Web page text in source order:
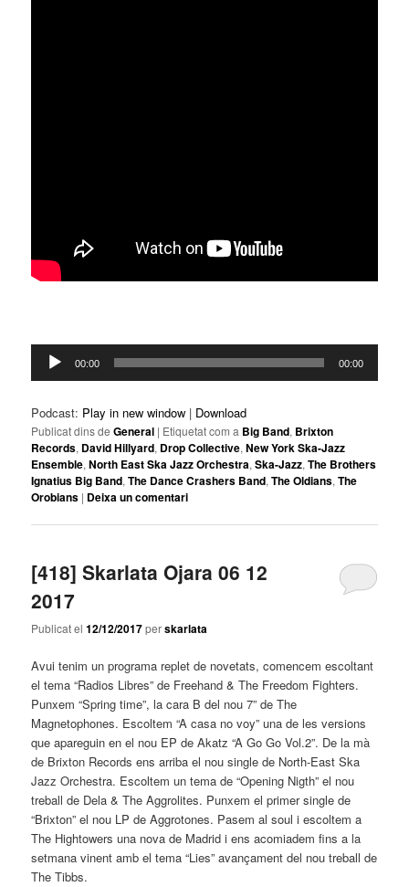
Reproductor
d'àudio
00:00 00:00
Podcast: Play in new window | Download
Publicat dins de General | Etiquetat com a Big Band, Brixton
Records, David Hillyard, Drop Collective,New York Ska-Jazz
Ensemble,North East Ska Jazz Orchestra,Ska-Jazz,The Brothers
Ignatius Big Band,The Dance Crashers Band,The Oldians,The
Orobians | Deixa un comentari
[418] Skarlata Ojara 06 12
2017
Publicat el12/12/2017perskarlata
Avui tenim un programa replet de novetats, comencem escoltant
el tema “Radios Libres” de Freehand & The Freedom Fighters.
Punxem “Spring time”, la cara B del nou 7” de The
Magnetophones. Escoltem “A casa no voy” una de les versions
que apareguin en el nou EP de Akatz “A Go Go Vol.2”. De la mà
de Brixton Records ens arriba el nou single de North-East Ska
Jazz Orchestra. Escoltem un tema de “Opening Nigth” el nou
treball de Dela & The Aggrolites. Punxem el primer single de
“Brixton” el nou LP de Aggrotones. Pasem al soul i escoltem a
The Hightowers una nova de Madrid i ens acomiadem fins a la
setmana vinent amb el tema “Lies” avançament del nou treball de
The Tibbs.